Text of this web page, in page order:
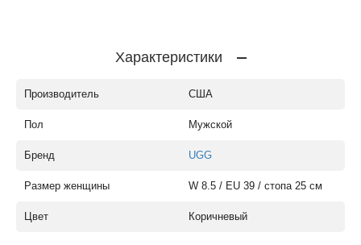
Характеристики
Производитель США
Пол Мужской
Бренд UGG
Размер женщины W 8.5 / EU 39 / стопа 25 см
Цвет Коричневый